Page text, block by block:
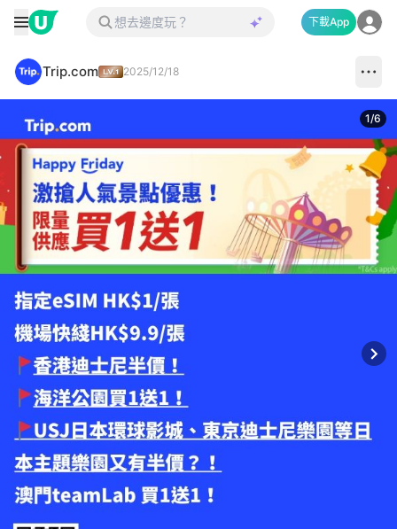
下載App
Trip.com 2025/12/18
1/6